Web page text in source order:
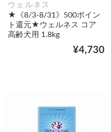
ウェルネス
★《8/3-8/31》500ポイン
ト還元★ウェルネス コア
高齢犬用 1.8kg
¥4,730